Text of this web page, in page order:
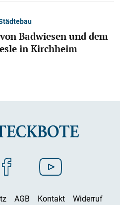
Badwiesen und dem
in Kirchheim
AGB Kontakt Widerruf